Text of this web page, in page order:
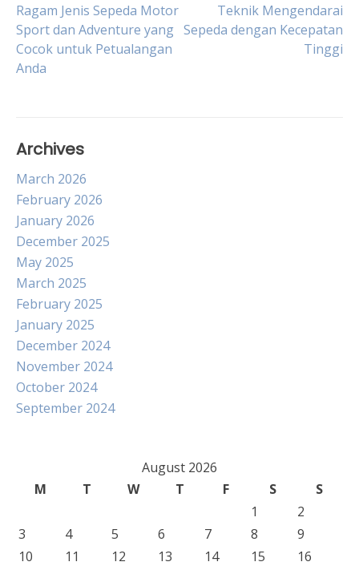
Post
navigation
Ragam Jenis Sepeda Motor
Sport dan Adventure yang
Cocok untuk Petualangan
Anda
Teknik Mengendarai
Sepeda dengan Kecepatan
Tinggi
Archives
March 2026
February 2026
January 2026
December 2025
May 2025
March 2025
February 2025
January 2025
December 2024
November 2024
October 2024
September 2024
August 2026
M
T W T F S
S
1
2
3
4 5 6 7 8
9
10
11 12 13 14 15 16